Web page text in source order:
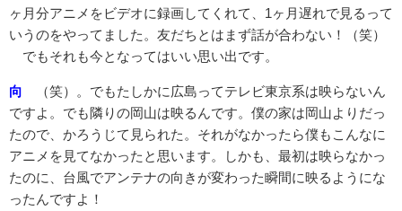
ヶ月分アニメをビデオに録画してくれて、1ヶ月遅れで見るって
いうのをやってました。友だちとはまず話が合わない！（笑）
でもそれも今となってはいい思い出です。
向 （笑）。でもたしかに広島ってテレビ東京系は映らないん
ですよ。でも隣りの岡山は映るんです。僕の家は岡山よりだっ
たので、かろうじて見られた。それがなかったら僕もこんなに
アニメを見てなかったと思います。しかも、最初は映らなかっ
たのに、台風でアンテナの向きが変わった瞬間に映るようにな
ったんですよ！